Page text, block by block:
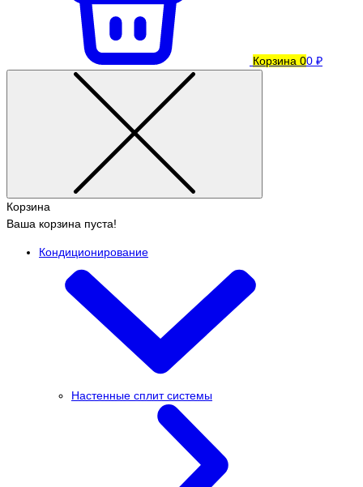
Корзина 00 ₽
Корзина
Ваша корзина пуста!
Кондиционирование
Настенные сплит системы